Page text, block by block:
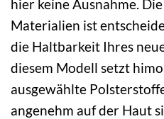
hier keine Ausnahme.
Materialien ist
die Haltbarkeit Ihres
diesem Modell setzt
ausgewählte
angenehm auf der Haut